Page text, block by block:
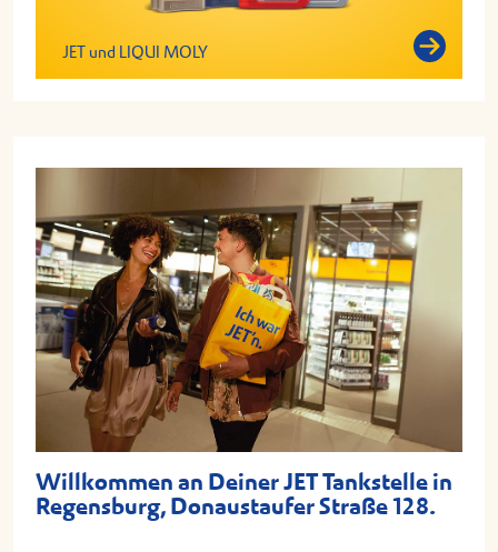
JET und LIQUI MOLY
Willkommen an Deiner JET Tankstelle in
Regensburg, Donaustaufer Straße 128.